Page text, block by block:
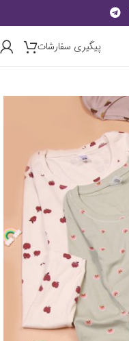
پیگیری سفارشات